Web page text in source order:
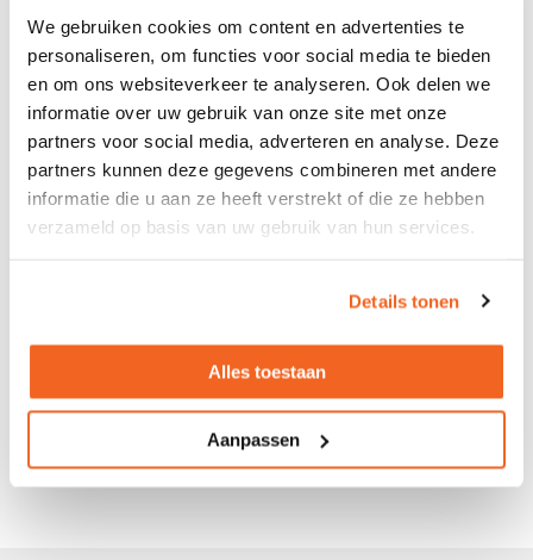
We gebruiken cookies om content en advertenties te
personaliseren, om functies voor social media te bieden
en om ons websiteverkeer te analyseren. Ook delen we
informatie over uw gebruik van onze site met onze
partners voor social media, adverteren en analyse. Deze
partners kunnen deze gegevens combineren met andere
informatie die u aan ze heeft verstrekt of die ze hebben
verzameld op basis van uw gebruik van hun services.
Details tonen
Alles toestaan
Aanpassen
Leveringin België
Particulier
Professionele Bezorg- en Montageservice
- Verrijdbaar - Compleet gestoffeerd Kleuren - Kleur
stoffering: zwart - Kleur wielen: zwart Afmetingen -
Zitbreedte: 42cm - Zitdiepte: 46cm - Zithoogte: